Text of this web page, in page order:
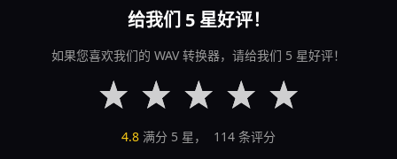
给我们 5 星好评！
如果您喜欢我们的 WAV 转换器，请给我们 5 星好评！
4.8 满分 5 星， 114 条评分